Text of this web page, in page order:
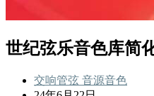
世纪弦乐音色库简
交响管弦 音源音色